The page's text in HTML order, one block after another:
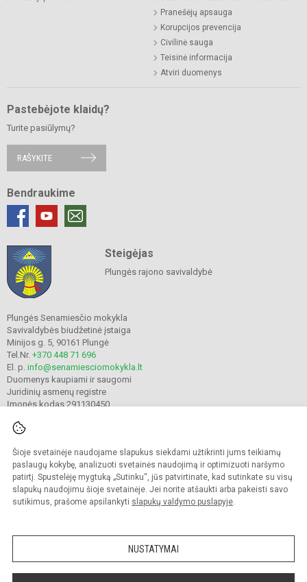
Šioje svetainėje naudojame slapukus siekdami užtikrinti jums teikiamų
paslaugų kokybę, analizuoti svetainės naudojimą ir optimizuoti naršymo
patirtį. Spustelėję mygtuką „Sutinku“, jūs patvirtinate, kad sutinkate su visų
slapukų naudojimu šioje svetainėje. Jei norite atšaukti arba pakeisti savo
sutikimus, prašome apsilankyti slapukų valdymo puslapyje.
NUSTATYMAI
Pranešėjų apsauga
Korupcijos prevencija
Civilinė sauga
Teisinė informacija
Atviri duomenys
Pastebėjote klaidų?
Turite pasiūlymų?
RAŠYKITE
Bendraukime
Steigėjas
Plungės rajono savivaldybė
Plungės Senamiesčio mokykla
Savivaldybės biudžetinė įstaiga
Minijos g. 5, 90161 Plungė
Tel.Nr. +370 448 71 696
El. p. info@senamiesciomokykla.lt
Duomenys kaupiami ir saugomi
Juridinių asmenų registre
Įmonės kodas 291130450
© 2022. Plungės Senamiesčio mokykla. Visos teisės saugomos.
Kopijuoti turinį be raštiško gimnazijos sutikimo griežtai draudžiama.
Prieinamumo paraiška Slapukų valdymas
Sumanus būdas atnaujinti